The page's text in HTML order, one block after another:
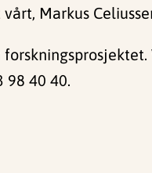
Markus
98 40 40.